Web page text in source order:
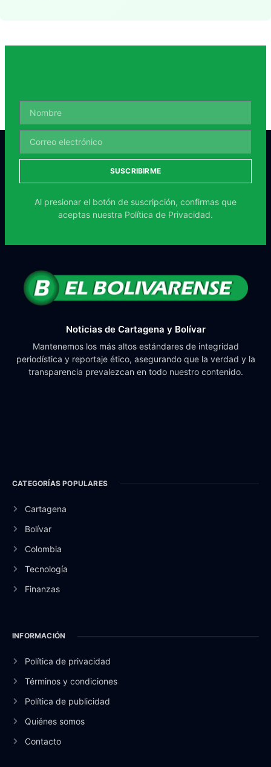
SUSCRIBIRME
Al presionar el botón de suscripción, confirmas que
aceptas nuestra Política de Privacidad.
Noticias de Cartagena y Bolívar
Mantenemos los más altos estándares de integridad
periodística y reportaje ético, asegurando que la verdad y la
transparencia prevalezcan en todo nuestro contenido.
CATEGORÍAS POPULARES
Cartagena
Bolívar
Colombia
Tecnología
Finanzas
INFORMACIÓN
Política de privacidad
Términos y condiciones
Política de publicidad
Quiénes somos
Contacto